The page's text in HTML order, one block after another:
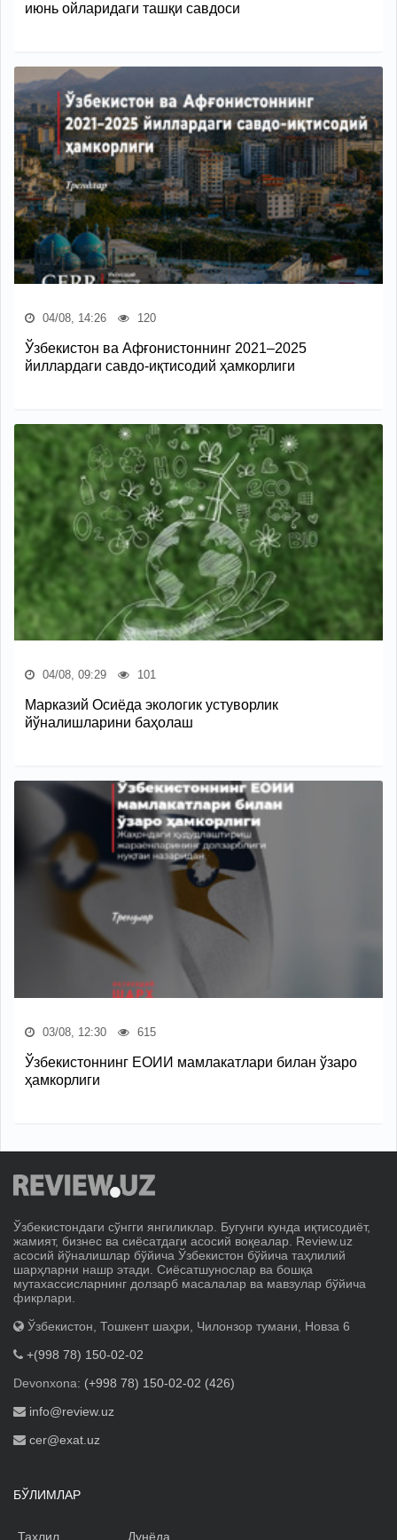
июнь ойларидаги ташқи савдоси
04/08, 14:26 120
Ўзбекистон ва Афғонистоннинг 2021–2025
йиллардаги савдо-иқтисодий ҳамкорлиги
04/08, 09:29 101
Марказий Осиёда экологик устуворлик
йўналишларини баҳолаш
03/08, 12:30 615
Ўзбекистоннинг ЕОИИ мамлакатлари билан ўзаро
ҳамкорлиги
Ўзбекистондаги сўнгги янгиликлар. Бугунги кунда иқтисодиёт,
жамият, бизнес ва сиёсатдаги асосий воқеалар. Review.uz
асосий йўналишлар бўйича Ўзбекистон бўйича таҳлилий
шарҳларни нашр этади. Сиёсатшунослар ва бошқа
мутахассисларнинг долзарб масалалар ва мавзулар бўйича
фикрлари.
Ўзбекистон, Тошкент шаҳри, Чилонзор тумани, Новза 6
+(998 78) 150-02-02
Devonxona: (+998 78) 150-02-02 (426)
info@review.uz
cer@exat.uz
БЎЛИМЛАР
Таҳлил Дунёда